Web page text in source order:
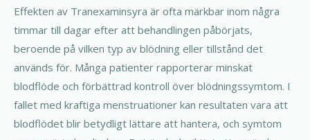
Effekten av Tranexaminsyra är ofta märkbar inom några
timmar till dagar efter att behandlingen påbörjats,
beroende på vilken typ av blödning eller tillstånd det
används för. Många patienter rapporterar minskat
blodflöde och förbättrad kontroll över blödningssymtom. I
fallet med kraftiga menstruationer kan resultaten vara att
blodflödet blir betydligt lättare att hantera, och symtom